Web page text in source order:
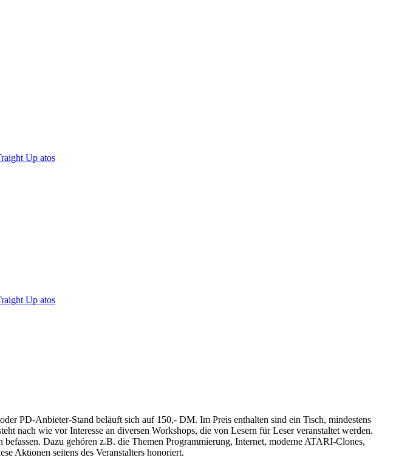
Up atos
Up atos
PD-Anbieter-Stand beläuft sich auf 150,- DM. Im Preis enthalten sind ein Tisch, mindestens
nach wie vor Interesse an diversen Workshops, die von Lesern für Leser veranstaltet werden.
Dazu gehören z.B. die Themen Programmierung, Internet, moderne ATARI-Clones,
Aktionen seitens des Veranstalters honoriert.